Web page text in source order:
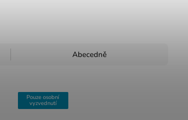
Abecedně
Pouze osobní
vyzvednutí